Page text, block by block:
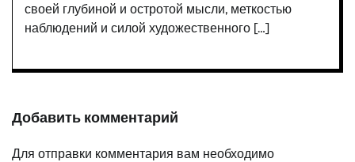
своей глубиной и остротой мысли, меткостью
наблюдений и силой художественного […]
Добавить комментарий
Для отправки комментария вам необходимо